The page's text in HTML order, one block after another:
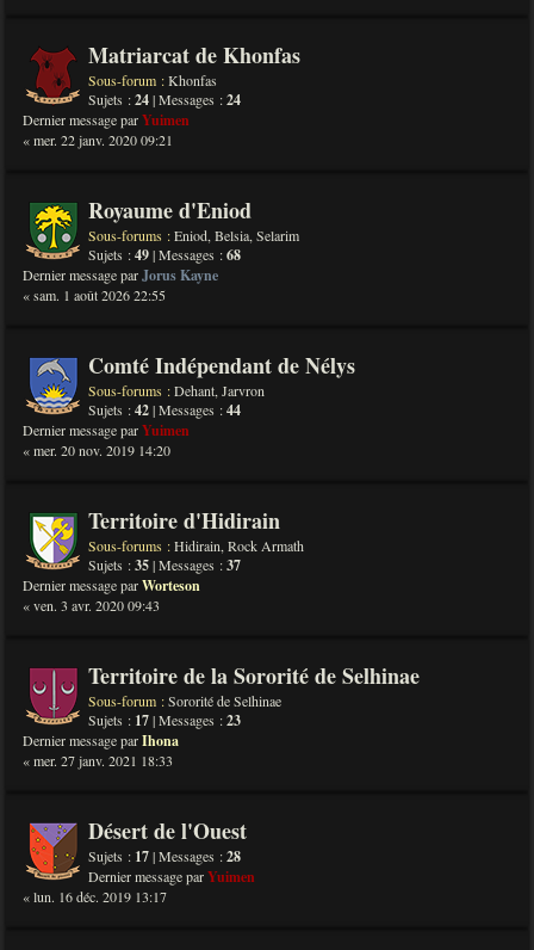
Matriarcat de Khonfas
Sous-forum :Khonfas
Sujets :24| Messages :24
Dernier message parYuimen
« mer. 22 janv. 2020 09:21
Royaume d'Eniod
Sous-forums :Eniod, Belsia, Selarim
Sujets :49| Messages :68
Dernier message parJorus Kayne
« sam. 1 août 2026 22:55
Comté Indépendant de Nélys
Sous-forums :Dehant, Jarvron
Sujets :42| Messages :44
Dernier message parYuimen
« mer. 20 nov. 2019 14:20
Territoire d'Hidirain
Sous-forums :Hidirain, Rock Armath
Sujets :35| Messages :37
Dernier message parWorteson
« ven. 3 avr. 2020 09:43
Territoire de la Sororité de Selhinae
Sous-forum :Sororité de Selhinae
Sujets : 17| Messages :23
Dernier message parIhona
« mer. 27 janv. 2021 18:33
Désert de l'Ouest
Sujets : 17| Messages :28
Dernier message parYuimen
« lun. 16 déc. 2019 13:17